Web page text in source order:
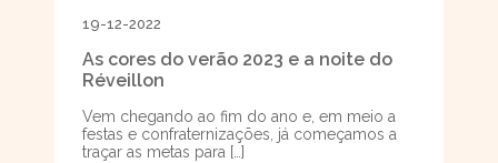
19-12-2022
As cores do verão 2023 e a noite do
Réveillon
Vem chegando ao fim do ano e, em meio a
festas e confraternizações, já começamos a
traçar as metas para […]